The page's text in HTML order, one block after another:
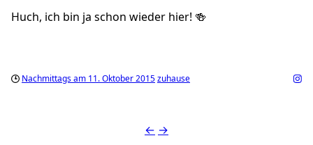
Huch, ich bin ja schon wieder hier! 🍻
Nachmittags am 11. Oktober 2015zuhause
← →